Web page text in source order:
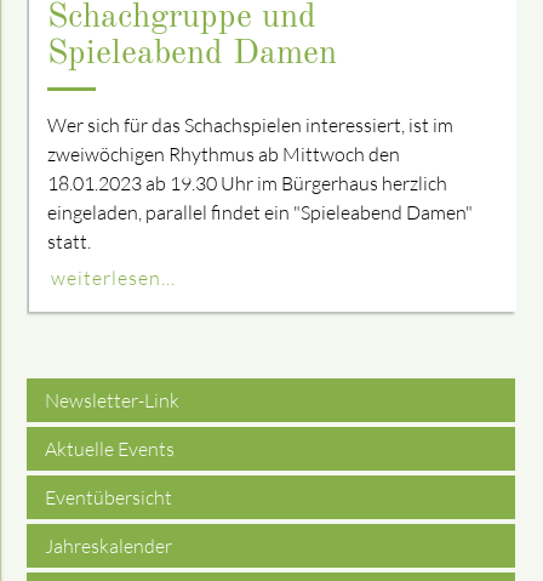
Schachgruppe und
Spieleabend Damen
Wer sich für das Schachspielen interessiert, ist im
zweiwöchigen Rhythmus ab Mittwoch den
18.01.2023 ab 19.30 Uhr im Bürgerhaus herzlich
eingeladen, parallel findet ein "Spieleabend Damen"
statt.
weiterlesen...
Newsletter-Link
Aktuelle Events
Eventübersicht
Jahreskalender